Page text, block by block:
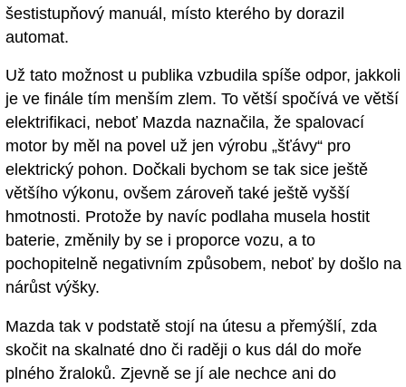
šestistupňový manuál, místo kterého by dorazil
automat.
Už tato možnost u publika vzbudila spíše odpor, jakkoli
je ve finále tím menším zlem. To větší spočívá ve větší
elektrifikaci, neboť Mazda naznačila, že spalovací
motor by měl na povel už jen výrobu „šťávy“ pro
elektrický pohon. Dočkali bychom se tak sice ještě
většího výkonu, ovšem zároveň také ještě vyšší
hmotnosti. Protože by navíc podlaha musela hostit
baterie, změnily by se i proporce vozu, a to
pochopitelně negativním způsobem, neboť by došlo na
nárůst výšky.
Mazda tak v podstatě stojí na útesu a přemýšlí, zda
skočit na skalnaté dno či raději o kus dál do moře
plného žraloků. Zjevně se jí ale nechce ani do